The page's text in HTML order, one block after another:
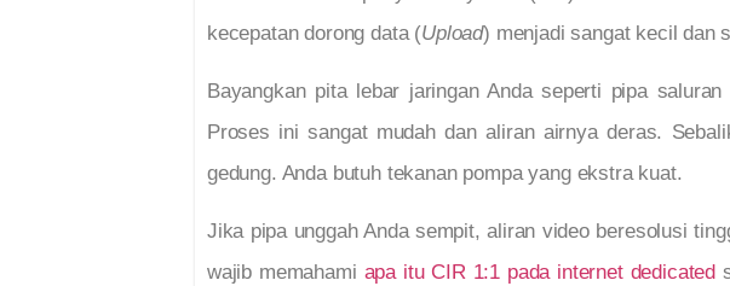
kecepatan dorong data (Upload) menjadi sangat kecil dan
Bayangkan pita lebar jaringan Anda seperti pipa
Proses ini sangat mudah dan aliran airnya deras.
gedung. Anda butuh tekanan pompa yang ekstra kuat.
Jika pipa unggah Anda sempit, aliran video beresolusi
wajib memahami apa itu CIR 1:1 pada internet dedicated